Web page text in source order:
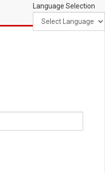
Language Selection